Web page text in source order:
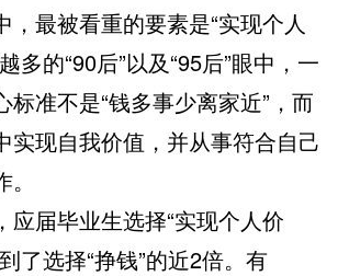
，最被看重的要素是“实现个人
多的“90后”以及“95后”眼中，一
标准不是“钱多事少离家近”，而
实现自我价值，并从事符合自己
届毕业生选择“实现个人价
了选择“挣钱”的近2倍。有